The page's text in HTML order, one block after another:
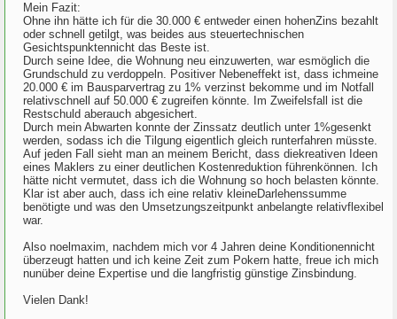
Mein Fazit:
Ohne ihn hätte ich für die 30.000 € entweder einen hohenZins bezahlt
oder schnell getilgt, was beides aus steuertechnischen
Gesichtspunktennicht das Beste ist.
Durch seine Idee, die Wohnung neu einzuwerten, war esmöglich die
Grundschuld zu verdoppeln. Positiver Nebeneffekt ist, dass ichmeine
20.000 € im Bausparvertrag zu 1% verzinst bekomme und im Notfall
relativschnell auf 50.000 € zugreifen könnte. Im Zweifelsfall ist die
Restschuld aberauch abgesichert.
Durch mein Abwarten konnte der Zinssatz deutlich unter 1%gesenkt
werden, sodass ich die Tilgung eigentlich gleich runterfahren müsste.
Auf jeden Fall sieht man an meinem Bericht, dass diekreativen Ideen
eines Maklers zu einer deutlichen Kostenreduktion führenkönnen. Ich
hätte nicht vermutet, dass ich die Wohnung so hoch belasten könnte.
Klar ist aber auch, dass ich eine relativ kleineDarlehenssumme
benötigte und was den Umsetzungszeitpunkt anbelangte relativflexibel
war.
Also noelmaxim, nachdem mich vor 4 Jahren deine Konditionennicht
überzeugt hatten und ich keine Zeit zum Pokern hatte, freue ich mich
nunüber deine Expertise und die langfristig günstige Zinsbindung.
Vielen Dank!